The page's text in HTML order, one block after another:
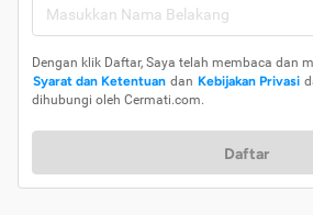
Dengan klik Daftar, Saya telah membaca dan
Syarat dan Ketentuan dan Kebijakan Privasi
dihubungi oleh Cermati.com.
Daftar